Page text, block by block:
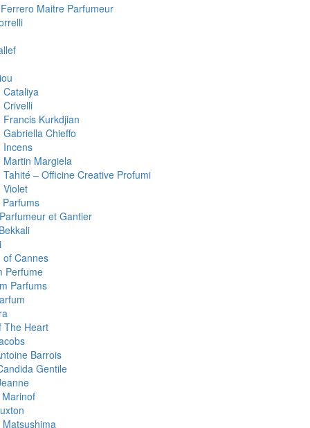
Maitre Parfumeur
Crivelli
Francis Kurkdjian
Gabriella Chieffo
Incens
Martin Margiela
Tahité – Officine Creative Profumi
Violet
et Gantier
of Cannes
Perfume
Parfums
The Heart
Barrois
Gentile